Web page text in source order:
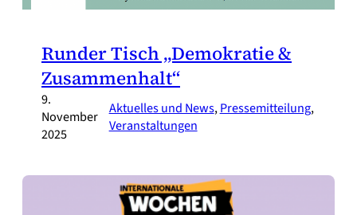
Runder Tisch „Demokratie &
Zusammenhalt“
9.
November
2025
Aktuelles und News, Pressemitteilung,
Veranstaltungen